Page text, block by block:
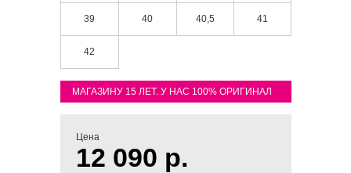
39 40 40,5 41
42
МАГАЗИНУ 15 ЛЕТ. У НАС 100% ОРИГИНАЛ
Цена
12 090 р.